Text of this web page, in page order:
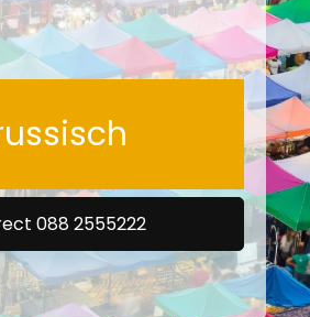
088 2555222